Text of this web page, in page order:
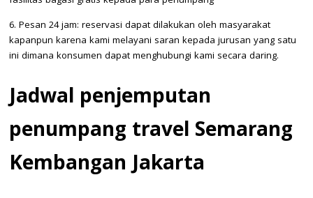
6. Pesan 24 jam: reservasi dapat dilakukan oleh masyarakat
kapanpun karena kami melayani saran kepada jurusan yang satu
ini dimana konsumen dapat menghubungi kami secara daring.
Jadwal penjemputan
penumpang travel Semarang
Kembangan Jakarta